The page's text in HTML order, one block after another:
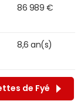
86 989 €
8,6 an(s)
de Fyé